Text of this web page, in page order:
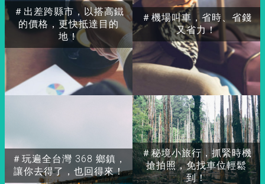
＃出差跨縣市，以搭高鐵
的價格，更快抵達目的
地！
＃玩遍全台灣 368 鄉鎮，
讓你去得了，也回得來！
＃秘境小旅行，抓緊時機
搶拍照，免找車位輕鬆
到！
＃機場叫車，省時、省錢
又省力！